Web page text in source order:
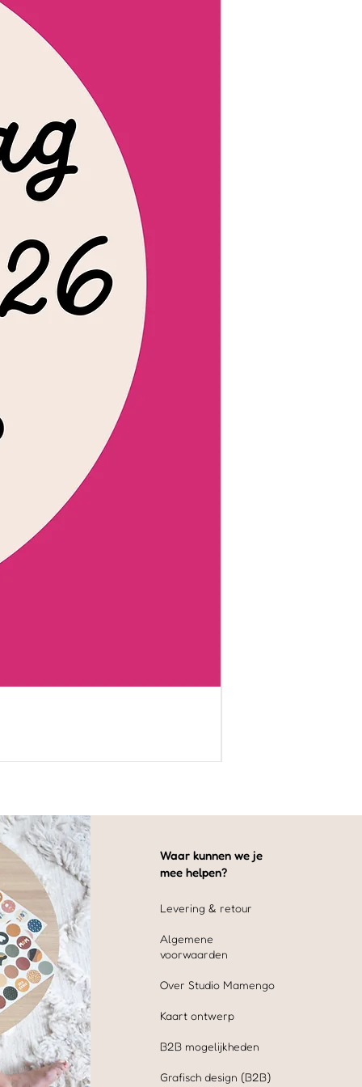
Waar kunnen we je
mee helpen?
Levering & retour
Algemene
voorwaarden
Over Studio Mamengo
Kaart ontwerp
B2B mogelijkheden
Grafisch design (B2B)